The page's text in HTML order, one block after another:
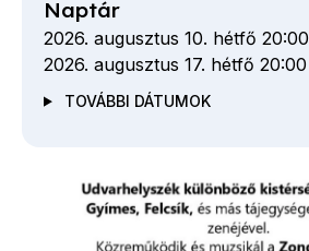
Naptár
2026. augusztus 10. hétfő 20:00
2026. augusztus 17. hétfő 20:00
TOVÁBBI DÁTUMOK